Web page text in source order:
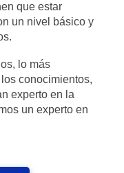
que estar
un nivel básico y
lo más
conocimientos,
experto en la
un experto en